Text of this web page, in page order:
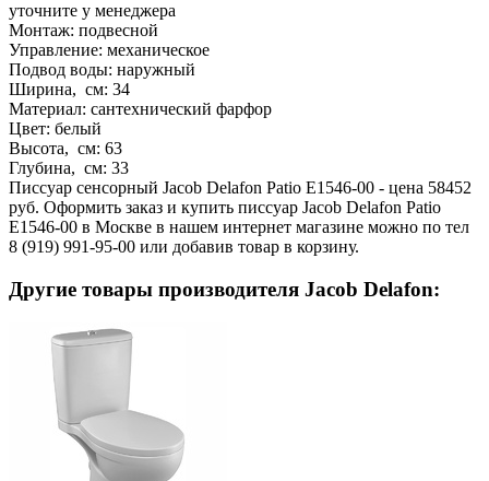
уточните у менеджера
Монтаж: подвесной
Управление: механическое
Подвод воды: наружный
Ширина, см: 34
Материал: сантехнический фарфор
Цвет: белый
Высота, см: 63
Глубина, см: 33
Писсуар сенсорный Jacob Delafon Patio E1546-00 - цена 58452
руб. Оформить заказ и купить писсуар Jacob Delafon Patio
E1546-00 в Москве в нашем интернет магазине можно по тел
8 (919) 991-95-00 или добавив товар в корзину.
Другие товары производителя Jacob Delafon: